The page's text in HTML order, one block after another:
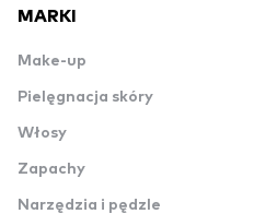
MARKI
Make-up
Pielęgnacja skóry
Włosy
Zapachy
Narzędzia i pędzle